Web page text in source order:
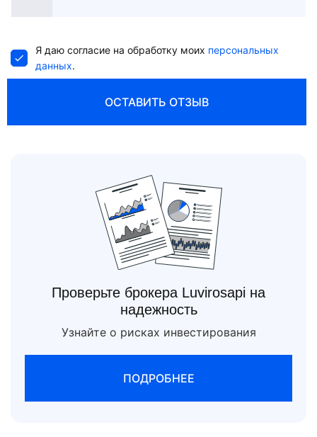
Я даю согласие на обработку моих персональных
данных.
ОСТАВИТЬ ОТЗЫВ
Проверьте брокера Luvirosapi на
надежность
Узнайте о рисках инвестирования
ПОДРОБНЕЕ